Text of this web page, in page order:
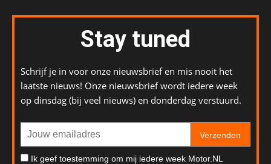
Stay tuned
Schrijf je in voor onze nieuwsbrief en mis nooit het
laatste nieuws! Onze nieuwsbrief wordt iedere week
op dinsdag (bij veel nieuws) en donderdag verstuurd.
Verzenden
Ik geef toestemming om mij iedere week Motor.NL